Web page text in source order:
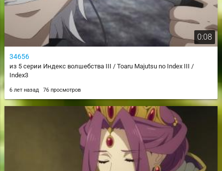
0:08
34656
из 5 серии Индекс волшебства III / Toaru Majutsu no Index III /
Index3
6 лет назад 76 просмотров